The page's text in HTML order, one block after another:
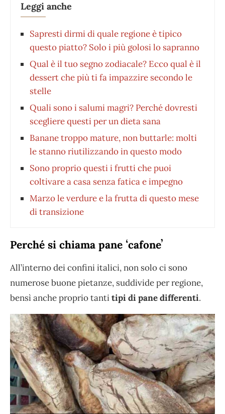
Leggi anche
Sapresti dirmi di quale regione è tipico
questo piatto? Solo i più golosi lo sapranno
Qual è il tuo segno zodiacale? Ecco qual è il
dessert che più ti fa impazzire secondo le
stelle
Quali sono i salumi magri? Perché dovresti
scegliere questi per un dieta sana
Banane troppo mature, non buttarle: molti
le stanno riutilizzando in questo modo
Sono proprio questi i frutti che puoi
coltivare a casa senza fatica e impegno
Marzo le verdure e la frutta di questo mese
di transizione
Perché si chiama pane ʻcafoneʼ
All’interno dei confini italici, non solo ci sono
numerose buone pietanze, suddivide per regione,
bensì anche proprio tantitipi di pane differenti.